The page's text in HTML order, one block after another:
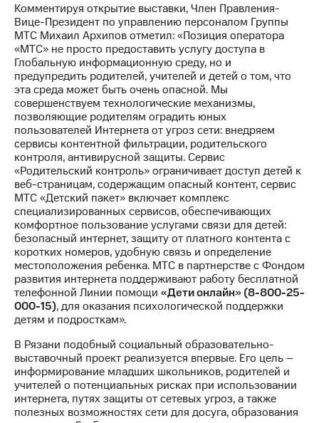
МТС
о технологиях
Достижения
Интервью
Финансовая
отчетность
Контакты
Пригласить
спикера
и акционерам
Корпоративное
управление
Корпоративный
секретарь
Раскрытие
информации
Информация
акционерам
Документы
ПАО
"МТС"
Собрания
акционеров
Комментируя открытие выставки, Член Правления-
Вице-Президент по управлению персоналом Группы
МТС Михаил Архипов отметил: «Позиция оператора
«МТС» не просто предоставить услугу доступа в
Глобальную информационную среду, но и
предупредить родителей, учителей и детей о том, что
эта среда может быть очень опасной. Мы
совершенствуем технологические механизмы,
позволяющие родителям оградить юных
пользователей Интернета от угроз сети: внедряем
сервисы контентной фильтрации, родительского
контроля, антивирусной защиты. Сервис
«Родительский контроль» ограничивает доступ детей к
веб-страницам, содержащим опасный контент, сервис
МТС «Детский пакет» включает комплекс
специализированных сервисов, обеспечивающих
комфортное пользование услугами связи для детей:
безопасный интернет, защиту от платного контента с
коротких номеров, удобную связь и определение
местоположения ребенка. МТС в партнерстве с Фондом
развития интернета поддерживают работу бесплатной
телефонной Линии помощи «Дети онлайн» (8-800-25-
000-15), для оказания психологической поддержки
детям и подросткам».
В Рязани подобный социальный образовательно-
выставочный проект реализуется впервые. Его цель –
информирование младших школьников, родителей и
учителей о потенциальных рисках при использовании
интернета, путях защиты от сетевых угроз, а также
полезных возможностях сети для досуга, образования